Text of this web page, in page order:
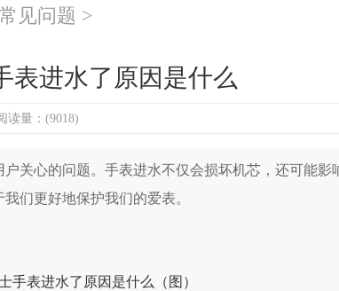
见问题 >
表进水了原因是什么
读量：(9018)
心的问题。手表进水不仅会损坏机芯，还可能影
们更好地保护我们的爱表。